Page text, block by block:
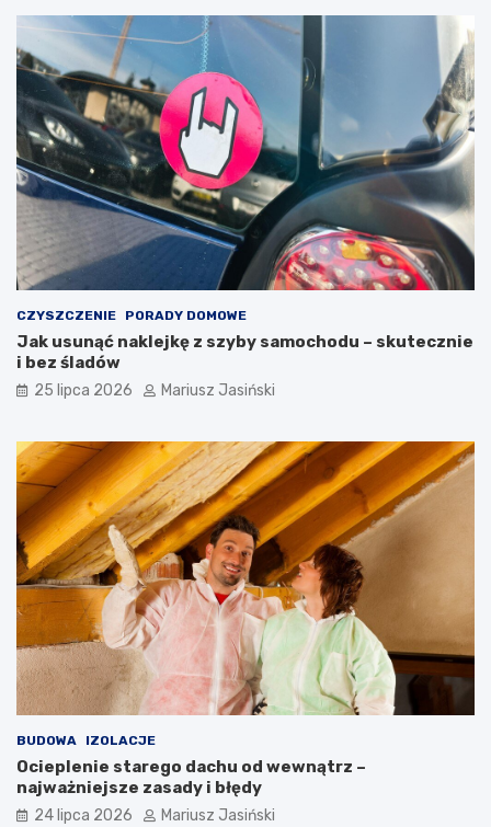
CZYSZCZENIE PORADY DOMOWE
Jak usunąć naklejkę z szyby samochodu – skutecznie
i bez śladów
25 lipca 2026 Mariusz Jasiński
BUDOWA IZOLACJE
Ocieplenie starego dachu od wewnątrz –
najważniejsze zasady i błędy
24 lipca 2026 Mariusz Jasiński